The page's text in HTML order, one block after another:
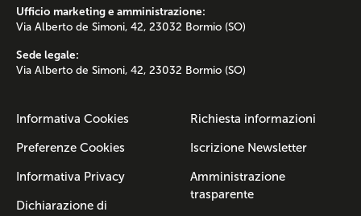
Ufficio marketing e amministrazione:
Via Alberto de Simoni, 42, 23032 Bormio (SO)
Sede legale:
Via Alberto de Simoni, 42, 23032 Bormio (SO)
Informativa Cookies
Preferenze Cookies
Informativa Privacy
Dichiarazione di
Richiesta informazioni
Iscrizione Newsletter
Amministrazione
trasparente